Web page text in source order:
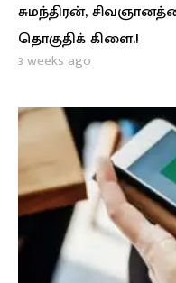
சுமந்திரன்,
தொகுதிக் கிளை.!
3 weeks ago